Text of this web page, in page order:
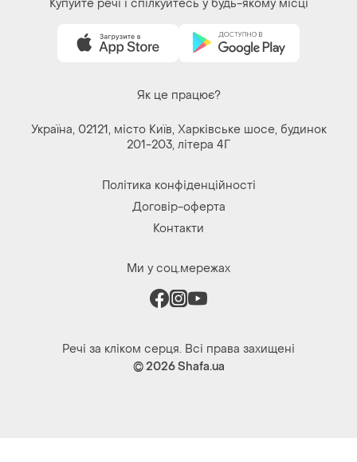
Купуйте речі і спілкуйтесь у будь-якому місці
Як це працює?
Україна, 02121, місто Київ, Харківське шосе, будинок
201-203, літера 4Г
Політика конфіденційності
Договір-оферта
Контакти
Ми у соц.мережах
Речі за кліком серця. Всі права захищені
© 2026Shafa.ua